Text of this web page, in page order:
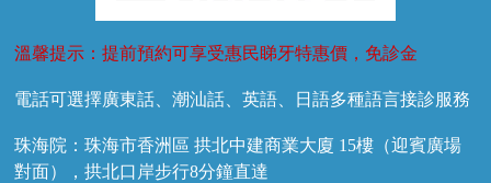
溫馨提示：提前預約可享受惠民睇牙特惠價，免診金
電話可選擇廣東話、潮汕話、英語、日語多種語言接診服務
珠海院：珠海市香洲區 拱北中建商業大廈 15樓（迎賓廣場
對面），拱北口岸步行8分鐘直達